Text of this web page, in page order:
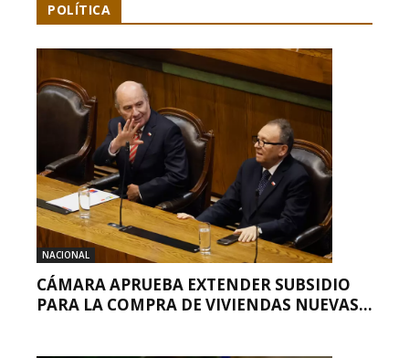
POLÍTICA
NACIONAL
CÁMARA APRUEBA EXTENDER SUBSIDIO
PARA LA COMPRA DE VIVIENDAS NUEVAS...